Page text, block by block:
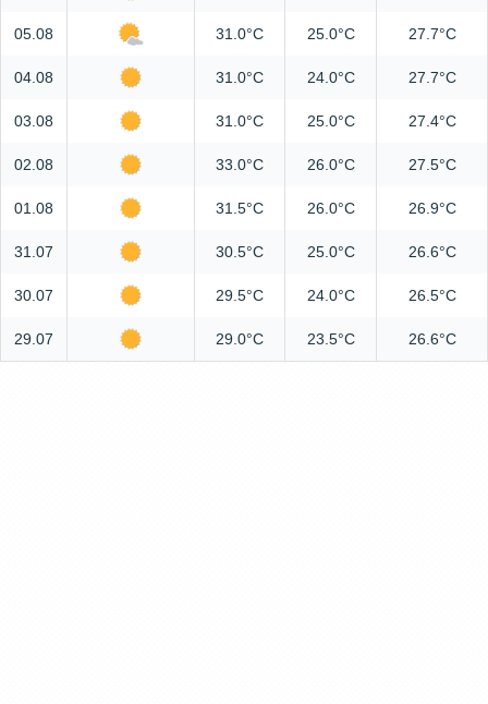
05.08 31.0°C 25.0°C 27.7°C
04.08 31.0°C 24.0°C 27.7°C
03.08 31.0°C 25.0°C 27.4°C
02.08 33.0°C 26.0°C 27.5°C
01.08 31.5°C 26.0°C 26.9°C
31.07 30.5°C 25.0°C 26.6°C
30.07 29.5°C 24.0°C 26.5°C
29.07 29.0°C 23.5°C 26.6°C